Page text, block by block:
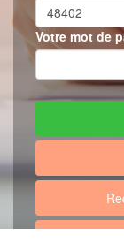
Votre mot de